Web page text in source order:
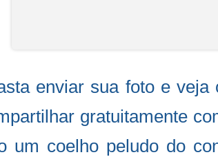
enviar sua foto e veja
gratuitamente
um coelho peludo do